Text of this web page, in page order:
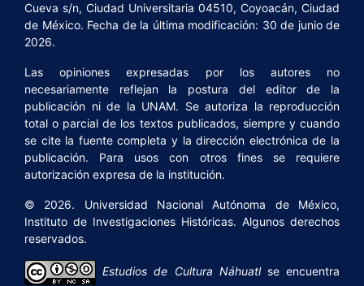
Cueva s/n, Ciudad Universitaria 04510, Coyoacán, Ciudad
de México. Fecha de la última modificación: 30 de junio de
2026.
Las opiniones expresadas por los autores no
necesariamente reflejan la postura del editor de la
publicación ni de la UNAM. Se autoriza la reproducción
total o parcial de los textos publicados, siempre y cuando
se cite la fuente completa y la dirección electrónica de la
publicación. Para usos con otros fines se requiere
autorización expresa de la institución.
© 2026. Universidad Nacional Autónoma de México,
Instituto de Investigaciones Históricas. Algunos derechos
reservados.
Estudios de Cultura Náhuatlse encuentra